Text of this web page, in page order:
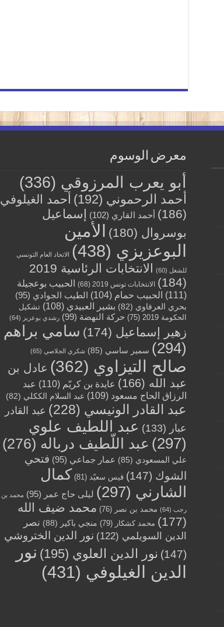
معرض الوسوم
أبو يعرب المرزوقي (336)
أحمد الرحموني (192)
أحمد الغيلوفي
(186)
أحمد القاري (102)
إسماعيل
بوسروال (180)
الأمين
البوعزيزي (438) الاتحاد العام التونسي
للشغل (60)
الانتخابات الرئاسية 2019
(184)
الانتخابات تونس 2019 (68)
الحبيب بوعجيلة
(111)
الحبيب حمام (104) الطيب الجوادي (95)
بحري العرفاوي (82) بشير العبيدي (108)
تشكيل
الحكومة 2019
(75) حركة النهضة (99) رشدي بوعزيز (64)
زهير إسماعيل (174)
سامي براهم
(294)
سمير ساسي (85) شكري الجلاصي(65)
صالح التيزاوي (362)
عادل بن
عبد الله (166) عايدة بن كريّم (110)
عبد
الرزاق الحاج مسعود (109) عبد السلام الككلي (82)
عبد القادر الونيسي (228)
عبد القادر
عبار (133)
عبد اللطيف علوي
(297)
عبد اللّطيف درباله (276)
علي المسعودي (85) عمار جماعي (95)
فتحي
الشوك (147) قيس سعيّد (81)
كمال
الشارني (297) ليلى حاج عمر (95) محمد بن
رجب(64) محمد بن نصر (76)
محمد ضيف الله
(177)
محمد كشكار (79) منجي باكير (88)
نصر
الدين السويلمي (122)
نور الدين الختروشي
(147)
نور الدين العلوي (195)
نور
الدين الغيلوفي (431)